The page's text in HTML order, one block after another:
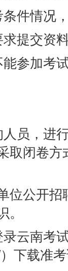
条件情况
求提交资
能参加考
人员，进
取闭卷
位公开
。
录云南考
下载准